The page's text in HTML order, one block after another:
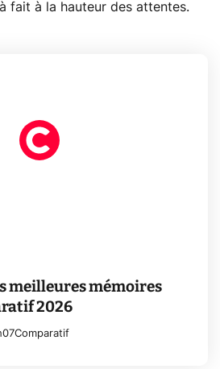
fait à la hauteur des attentes.
meilleures mémoires
2026
Comparatif